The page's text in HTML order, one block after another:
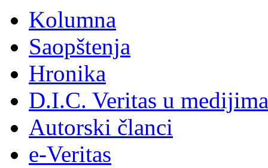
Kolumna
Saopštenja
Hronika
D.I.C. Veritas u medijima
Autorski članci
e-Veritas